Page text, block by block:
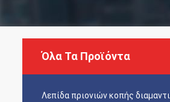
Όλα Τα Προϊόντα
Λεπίδα πριονιών κοπής